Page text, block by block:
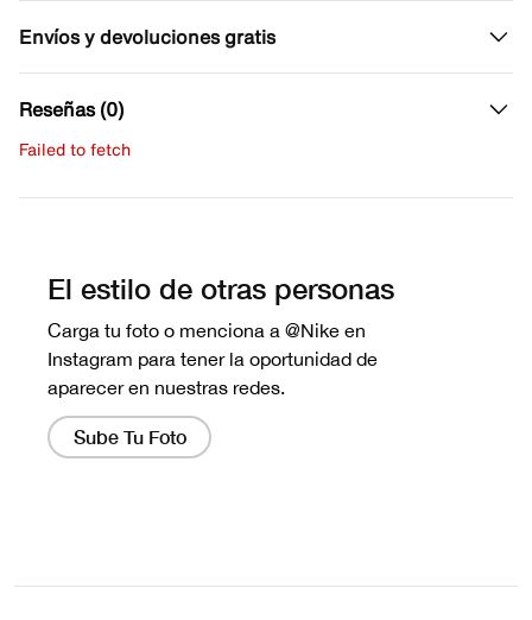
Envíos y devoluciones gratis
Reseñas (0)
Failed to fetch